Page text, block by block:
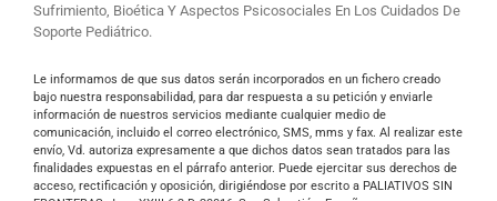
Sufrimiento, Bioética Y Aspectos Psicosociales En Los Cuidados De
Soporte Pediátrico.
Le informamos de que sus datos serán incorporados en un fichero creado
bajo nuestra responsabilidad, para dar respuesta a su petición y enviarle
información de nuestros servicios mediante cualquier medio de
comunicación, incluido el correo electrónico, SMS, mms y fax. Al realizar este
envío, Vd. autoriza expresamente a que dichos datos sean tratados para las
finalidades expuestas en el párrafo anterior. Puede ejercitar sus derechos de
acceso, rectificación y oposición, dirigiéndose por escrito a PALIATIVOS SIN